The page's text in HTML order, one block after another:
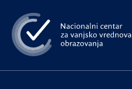
na
glavni
sadržaj